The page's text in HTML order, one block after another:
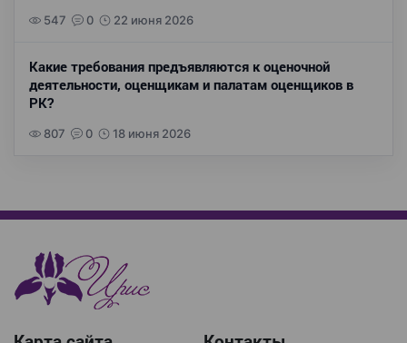
547 0 22 июня 2026
Какие требования предъявляются к оценочной
деятельности, оценщикам и палатам оценщиков в
РК?
807 0 18 июня 2026